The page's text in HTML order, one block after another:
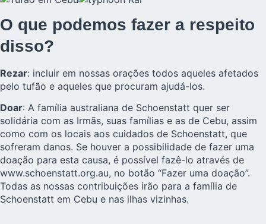
O que podemos fazer a respeito
disso?
Rezar: incluir em nossas orações todos aqueles afetados
pelo tufão e aqueles que procuram ajudá-los.
Doar: A família australiana de Schoenstatt quer ser
solidária com as Irmãs, suas famílias e as de Cebu, assim
como com os locais aos cuidados de Schoenstatt, que
sofreram danos. Se houver a possibilidade de fazer uma
doação para esta causa, é possível fazê-lo através de
www.schoenstatt.org.au, no botão “Fazer uma doação”.
Todas as nossas contribuições irão para a família de
Schoenstatt em Cebu e nas ilhas vizinhas.